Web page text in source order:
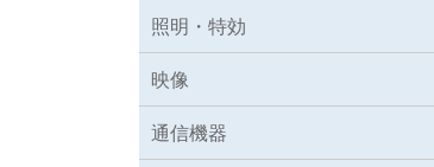
照明・特効
映像
通信機器